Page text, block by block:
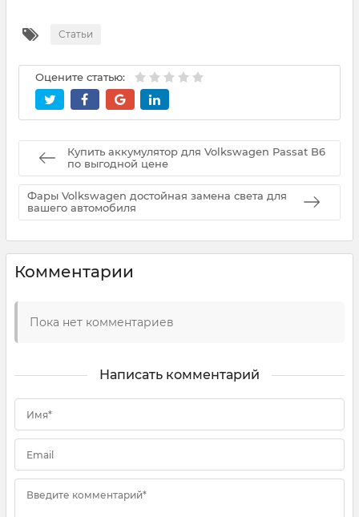
Статьи
Оцените статью:
Купить аккумулятор для Volkswagen Passat B6
по выгодной цене
Фары Volkswagen достойная замена света для
вашего автомобиля
Комментарии
Пока нет комментариев
Написать комментарий
Имя*
Email
Введите комментарий*